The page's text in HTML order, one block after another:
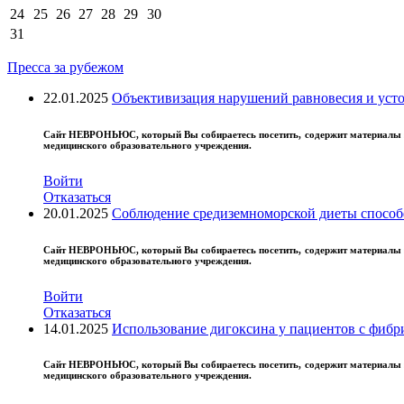
24
25 26 27 28 29 30
31
Пресса за рубежом
22.01.2025 Объективизация нарушений равновесия и
СайтНЕВРОНЬЮС, который Вы собираетесь посетить, содержит
медицинского образовательного учреждения.
Войти
Отказаться
20.01.2025 Соблюдение средиземноморской диеты
СайтНЕВРОНЬЮС, который Вы собираетесь посетить, содержит
медицинского образовательного учреждения.
Войти
Отказаться
14.01.2025 Использование дигоксина у пациентов с
СайтНЕВРОНЬЮС, который Вы собираетесь посетить, содержит
медицинского образовательного учреждения.